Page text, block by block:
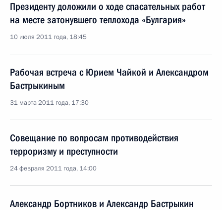
Президенту доложили о ходе спасательных работ
на месте затонувшего теплохода «Булгария»
10 июля 2011 года, 18:45
Рабочая встреча с Юрием Чайкой и Александром
Бастрыкиным
31 марта 2011 года, 17:30
Совещание по вопросам противодействия
терроризму и преступности
24 февраля 2011 года, 14:00
Александр Бортников и Александр Бастрыкин